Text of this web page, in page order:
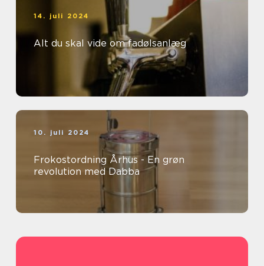
14. juli 2024
Alt du skal vide om fadølsanlæg
10. juli 2024
Frokostordning Århus - En grøn
revolution med Dabba